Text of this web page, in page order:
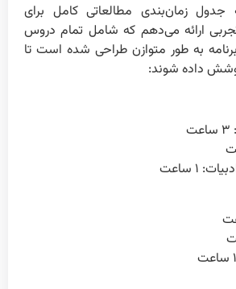
جدول زمان‌بندی مطالعاتی کامل برای
ارائه می‌دهم که شامل تمام دروس
به طور متوازن طراحی شده است تا
داده شوند:
۱ ساعت